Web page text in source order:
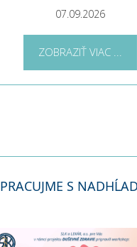
07.09.2026
ZOBRAZIŤ VIAC ...
PRACUJME S